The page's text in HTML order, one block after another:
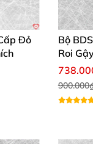
không thể thiếu.
Đỏ
Bộ
Roi